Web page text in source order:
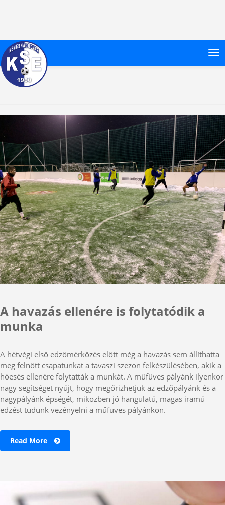
A havazás ellenére is folytatódik a
munka
A hétvégi első edzőmérkőzés előtt még a havazás sem állíthatta
meg felnőtt csapatunkat a tavaszi szezon felkészülésében, akik a
hóesés ellenére folytatták a munkát. A műfüves pályánk ilyenkor
nagy segítséget nyújt, hogy megőrizhetjük az edzőpályánk és a
nagypályánk épségét, miközben jó hangulatú, magas iramú
edzést tudunk vezényelni a műfüves pályánkon.
Read More